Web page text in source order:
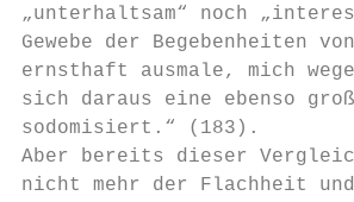
„unterhaltsam“ noch
Gewebe der Begebenheiten
ernsthaft ausmale, mich
sich daraus eine ebenso
sodomisiert.“ (183).
Aber bereits dieser
nicht mehr der Flachheit